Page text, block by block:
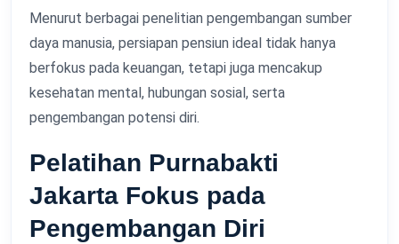
Menurut berbagai penelitian pengembangan sumber
daya manusia, persiapan pensiun ideal tidak hanya
berfokus pada keuangan, tetapi juga mencakup
kesehatan mental, hubungan sosial, serta
pengembangan potensi diri.
Pelatihan Purnabakti
Jakarta Fokus pada
Pengembangan Diri